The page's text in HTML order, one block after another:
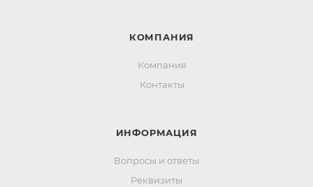
КОМПАНИЯ
Компания
Контакты
ИНФОРМАЦИЯ
Вопросы и ответы
Реквизиты